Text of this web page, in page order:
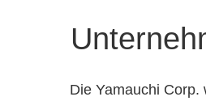
Die Yamauchi